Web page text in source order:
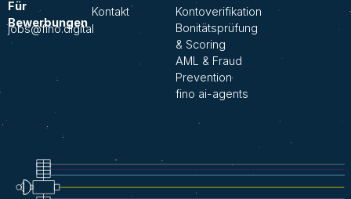
Für
Bewerbungen
jobs@fino.digital
Kontakt
Kontoverifikation
Bonitätsprüfung
& Scoring
AML & Fraud
Prevention
fino ai-agents